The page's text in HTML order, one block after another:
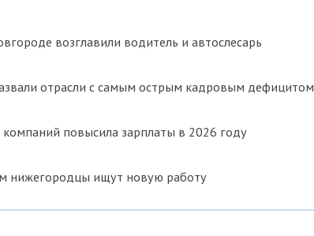
возглавили водитель и автослесарь
отрасли с самым острым кадровым дефицитом
повысила зарплаты в 2026 году
нижегородцы ищут новую работу